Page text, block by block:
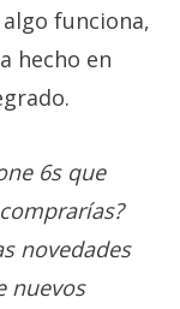
funciona,
hecho en
6s que
novedades
nuevos